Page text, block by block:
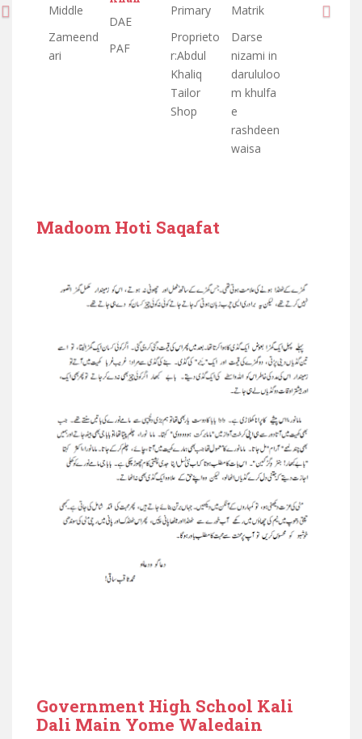
Middle
Zameend
ari
DAE
PAF
Primary
Proprieto
r:Abdul
Khaliq
Tailor
Shop
Matrik
Darse
nizami in
darululoo
m khulfa
e
rashdeen
waisa
Madoom Hoti Saqafat
Government High School Kali
Dali Main Yome Waledain